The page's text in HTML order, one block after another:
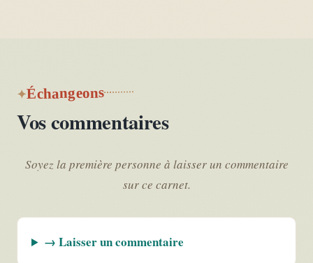
Échangeons
Vos commentaires
Soyez la première personne à laisser un commentaire
sur ce carnet.
→ Laisser un commentaire